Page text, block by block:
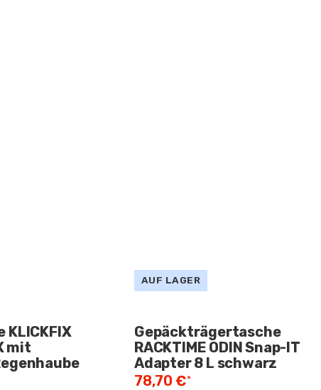
mit
AUF LAGER
Gepäckträgertasche
RACKTIME ODIN Snap-IT
Adapter 8 L schwarz
78,70 €*